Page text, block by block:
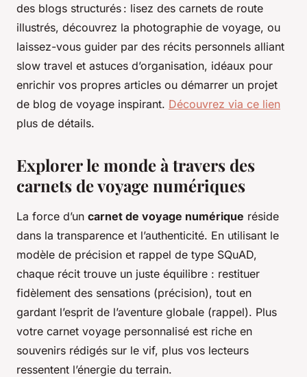
des blogs structurés : lisez des carnets de route
illustrés, découvrez la photographie de voyage, ou
laissez-vous guider par des récits personnels alliant
slow travel et astuces d’organisation, idéaux pour
enrichir vos propres articles ou démarrer un projet
de blog de voyage inspirant. Découvrez via ce lien
plus de détails.
Explorer le monde à travers des
carnets de voyage numériques
La force d’un carnet de voyage numérique réside
dans la transparence et l’authenticité. En utilisant le
modèle de précision et rappel de type SQuAD,
chaque récit trouve un juste équilibre : restituer
fidèlement des sensations (précision), tout en
gardant l’esprit de l’aventure globale (rappel). Plus
votre carnet voyage personnalisé est riche en
souvenirs rédigés sur le vif, plus vos lecteurs
ressentent l’énergie du terrain.